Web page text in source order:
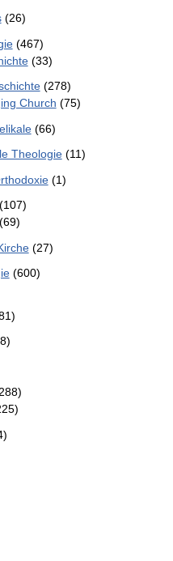
(26)
(467)
(33)
(278)
Church (75)
(66)
Theologie(11)
(1)
(27)
(600)